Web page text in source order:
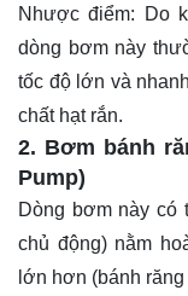
Nhược điểm: Do
dòng bơmnày
tốc độ lớn và
chất hạt rắn.
2. Bơm bánh
Pump)
Dòng bơm này có
chủ động) nằm
lớn hơn (bánh